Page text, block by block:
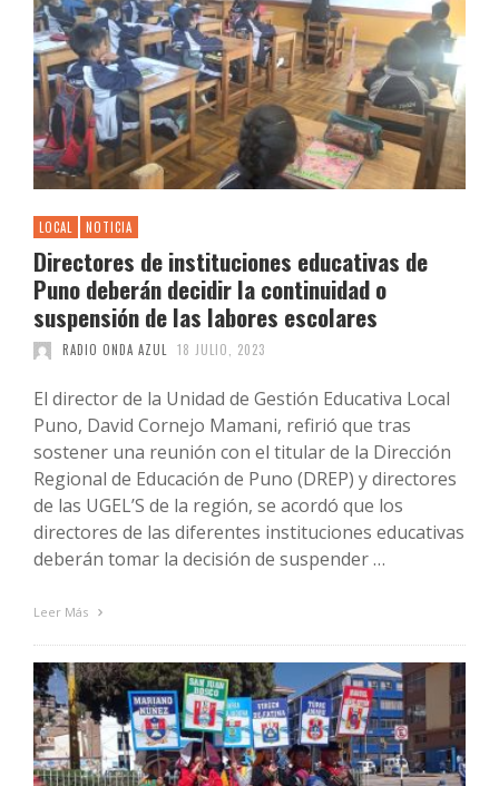
LOCAL NOTICIA
Directores de instituciones educativas de
Puno deberán decidir la continuidad o
suspensión de las labores escolares
RADIO ONDA AZUL 18 JULIO, 2023
El director de la Unidad de Gestión Educativa Local
Puno, David Cornejo Mamani, refirió que tras
sostener una reunión con el titular de la Dirección
Regional de Educación de Puno (DREP) y directores
de las UGEL’S de la región, se acordó que los
directores de las diferentes instituciones educativas
deberán tomar la decisión de suspender …
Leer Más